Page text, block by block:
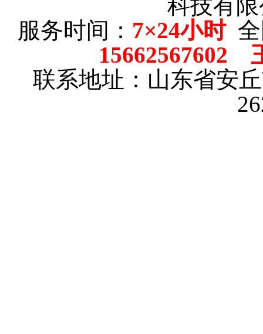
科技有
服务时间： 7×24小时全
15662567602
联系地址：山东省安